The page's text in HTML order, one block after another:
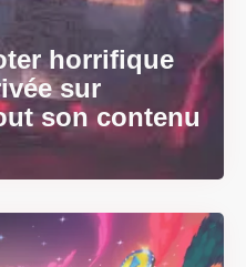
horrifique
sur
son contenu